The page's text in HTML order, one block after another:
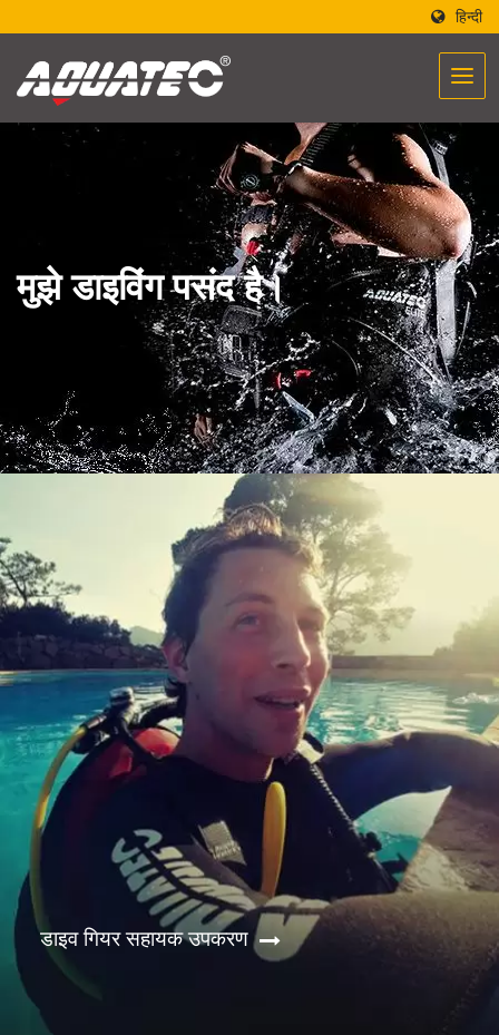
हिन्दी
मुझे डाइविंग पसंद है।
डाइव गियर सहायक उपकरण